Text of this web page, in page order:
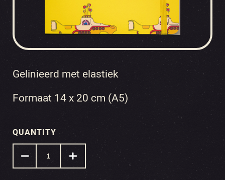
Gelinieerd met elastiek
Formaat 14 x 20 cm (A5)
QUANTITY